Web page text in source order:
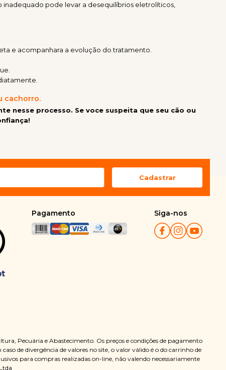
inadequado pode levar a desequilíbrios eletrolíticos,
e acompanhara a evolução do tratamento.
cachorro.
nesse processo. Se voce suspeita que seu cão ou
Pagamento Siga-nos
Pecuária e Abastecimento. Os preços e condições de pagamento
de divergência de valores no site, o valor válido é o do carrinho de
para compras realizadas on-line, não valendo necessariamente